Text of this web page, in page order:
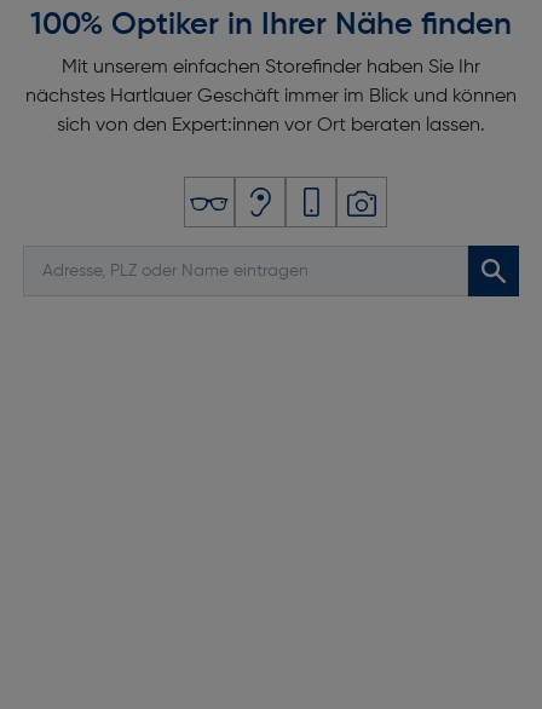
100% Optiker in Ihrer Nähe finden
Mit unserem einfachen Storefinder haben Sie Ihr
nächstes Hartlauer Geschäft immer im Blick und können
sich von den Expert:innen vor Ort beraten lassen.